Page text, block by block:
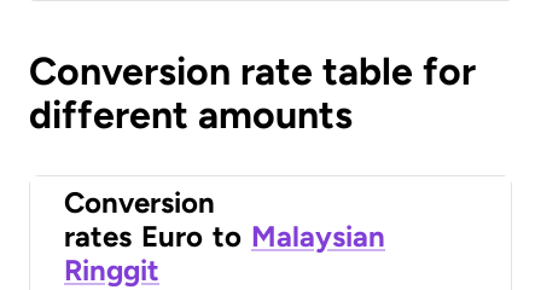
Conversion rate table for
different amounts
Conversion
rates Euro to Malaysian
Ringgit